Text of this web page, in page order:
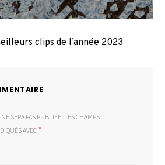
clips de l’année 2023
SERA PAS PUBLIÉE. LES CHAMPS
AVEC *